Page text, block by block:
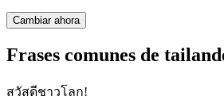
Cambiar ahora
Frases comunes de
สวัสดีชาวโลก!